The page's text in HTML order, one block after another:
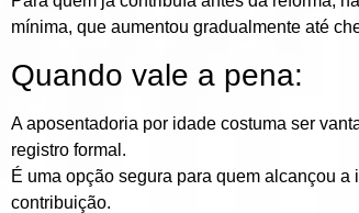
mínima, que aumentou gradualmente até
Quando vale a pena:
A aposentadoria por idade costuma ser
registro formal .
É uma opção segura para quem alcançou
contribuição.